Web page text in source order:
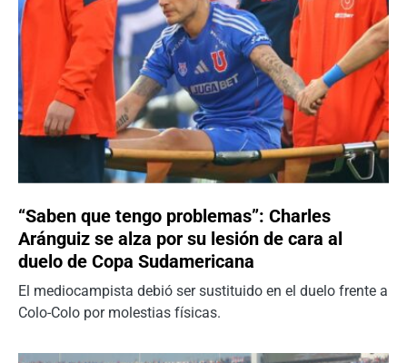
“Saben que tengo problemas”: Charles
Aránguiz se alza por su lesión de cara al
duelo de Copa Sudamericana
El mediocampista debió ser sustituido en el duelo frente a
Colo-Colo por molestias físicas.